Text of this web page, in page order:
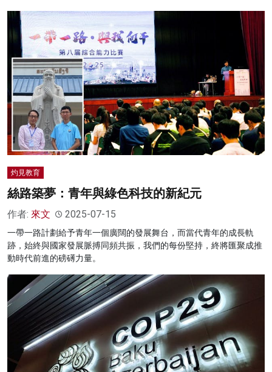
灼見教育
絲路築夢：青年與綠色科技的新紀元
作者: 來文 2025-07-15
一帶一路計劃給予青年一個廣闊的發展舞台，而當代青年的成長軌
跡，始終與國家發展脈搏同頻共振，我們的每份堅持，終將匯聚成推
動時代前進的磅礡力量。